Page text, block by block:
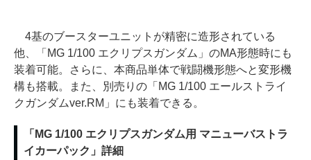
4基のブースターユニットが精密に造形されている
他、「MG 1/100 エクリプスガンダム」のMA形態時にも
装着可能。さらに、本商品単体で戦闘機形態へと変形機
構も搭載。また、別売りの「MG 1/100 エールストライ
クガンダムver.RM」にも装着できる。
「MG 1/100 エクリプスガンダム用 マニューバストラ
イカーパック」詳細